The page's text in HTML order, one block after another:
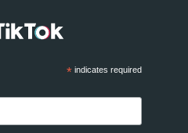
* indicates required